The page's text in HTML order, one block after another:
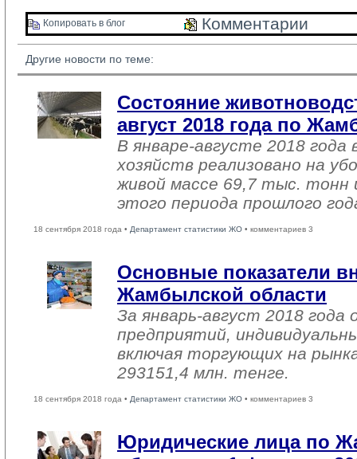
Копировать в блог Комментарии
Другие новости по теме:
Состояние
август 2018 года по
В январе-августе 2018 года
хозяйств реализовано на
живой массе 69,7 тыс. тонн
этого периода прошлого
18 сентября 2018 года • Департамент статистики ЖО • комментариев 3
Основные показатели
Жамбылской области
За январь-август 2018
предприятий,
включая торгующих на
293151,4 млн. тенге.
18 сентября 2018 года • Департамент статистики ЖО • комментариев 3
Юридические лица по